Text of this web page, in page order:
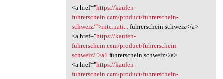
<a href="https://kaufen-
fuhrerschein.com/product/fuhrerschein-
schweiz/">internati...
führerschein schweiz</a>
<a href="https://kaufen-
fuhrerschein.com/product/fuhrerschein-
schweiz/">a1 führerschein schweiz</a>
<a href="https://kaufen-
fuhrerschein.com/product/fuhrerschein-